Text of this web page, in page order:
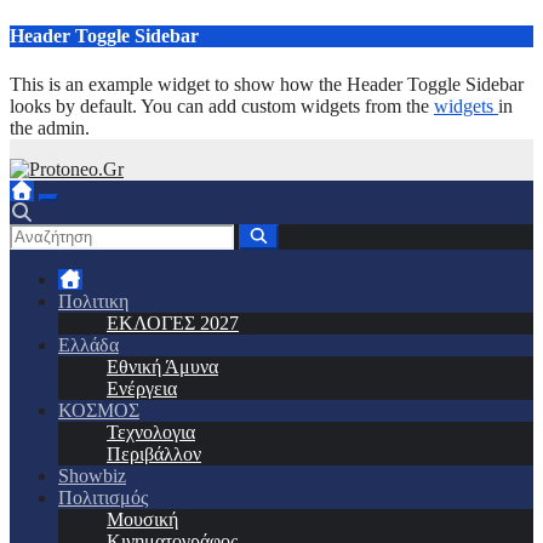
Μετάβαση
περιεχόμενο
Header Toggle Sidebar
This is an example widget to show how the Header Toggle Sidebar
looks by default. You can add custom widgets from the widgets in
the admin.
Πολιτικη
ΕΚΛΟΓΕΣ 2027
Ελλάδα
Εθνική Άμυνα
Ενέργεια
ΚΟΣΜΟΣ
Τεχνολογια
Περιβάλλον
Showbiz
Πολιτισμός
Μουσική